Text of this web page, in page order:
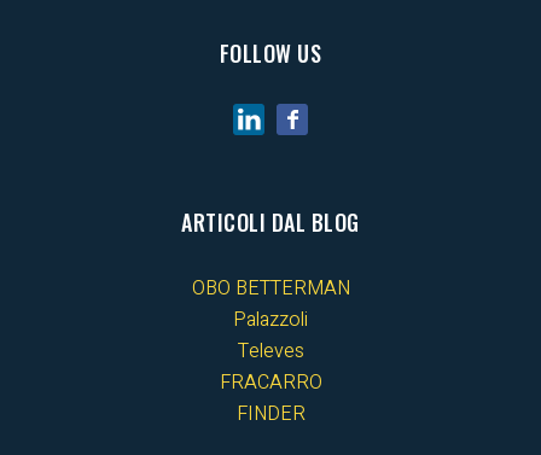
FOLLOW US
ARTICOLI DAL BLOG
OBO BETTERMAN
Palazzoli
Televes
FRACARRO
FINDER